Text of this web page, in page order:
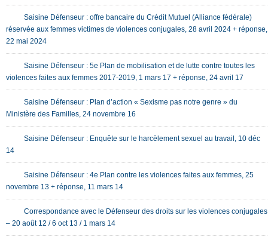
Saisine Défenseur : offre bancaire du Crédit Mutuel (Alliance fédérale)
réservée aux femmes victimes de violences conjugales, 28 avril 2024 + réponse,
22 mai 2024
Saisine Défenseur : 5e Plan de mobilisation et de lutte contre toutes les
violences faites aux femmes 2017-2019, 1 mars 17 + réponse, 24 avril 17
Saisine Défenseur : Plan d’action « Sexisme pas notre genre » du
Ministère des Familles, 24 novembre 16
Saisine Défenseur : Enquête sur le harcèlement sexuel au travail, 10 déc
14
Saisine Défenseur : 4e Plan contre les violences faites aux femmes, 25
novembre 13 + réponse, 11 mars 14
Correspondance avec le Défenseur des droits sur les violences conjugales
– 20 août 12 / 6 oct 13 / 1 mars 14